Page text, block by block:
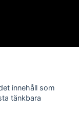
innehåll som
tänkbara